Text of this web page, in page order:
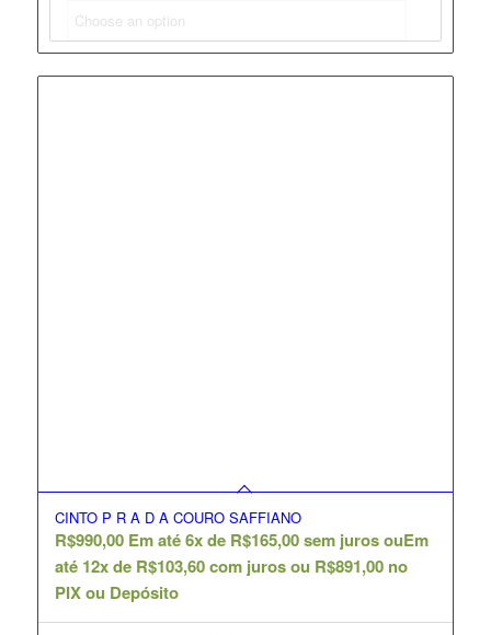
CINTO P R A D A COURO SAFFIANO
R$990,00 Em até 6x de R$165,00sem juros ouEm
até 12x de R$103,60com juros ou R$891,00 no
PIX ou Depósito